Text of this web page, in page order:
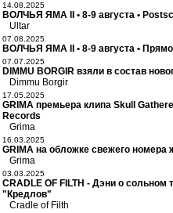
14.08.2025
ВОЛЧЬЯ ЯМА II • 8-9 августа •
Ultar
07.08.2025
ВОЛЧЬЯ ЯМА II • 8-9 августа •
07.07.2025
DIMMU BORGIR взяли в состав
Dimmu Borgir
17.05.2025
GRIMA премьера клипа Skull
Records
Grima
16.03.2025
GRIMA на обложке свежего номера
Grima
03.03.2025
CRADLE OF FILTH - Дэни о сольном
"Кредлов"
Cradle of Filth